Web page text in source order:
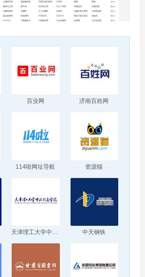
百业网 济南百姓网
114啦网址导航 资源猫
天津理工大学中环信息学院 中天钢铁